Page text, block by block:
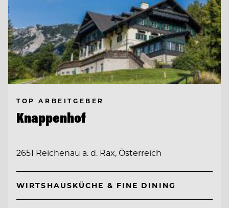
TOP ARBEITGEBER
Knappenhof
2651 Reichenau a. d. Rax, Österreich
WIRTSHAUSKÜCHE & FINE DINING